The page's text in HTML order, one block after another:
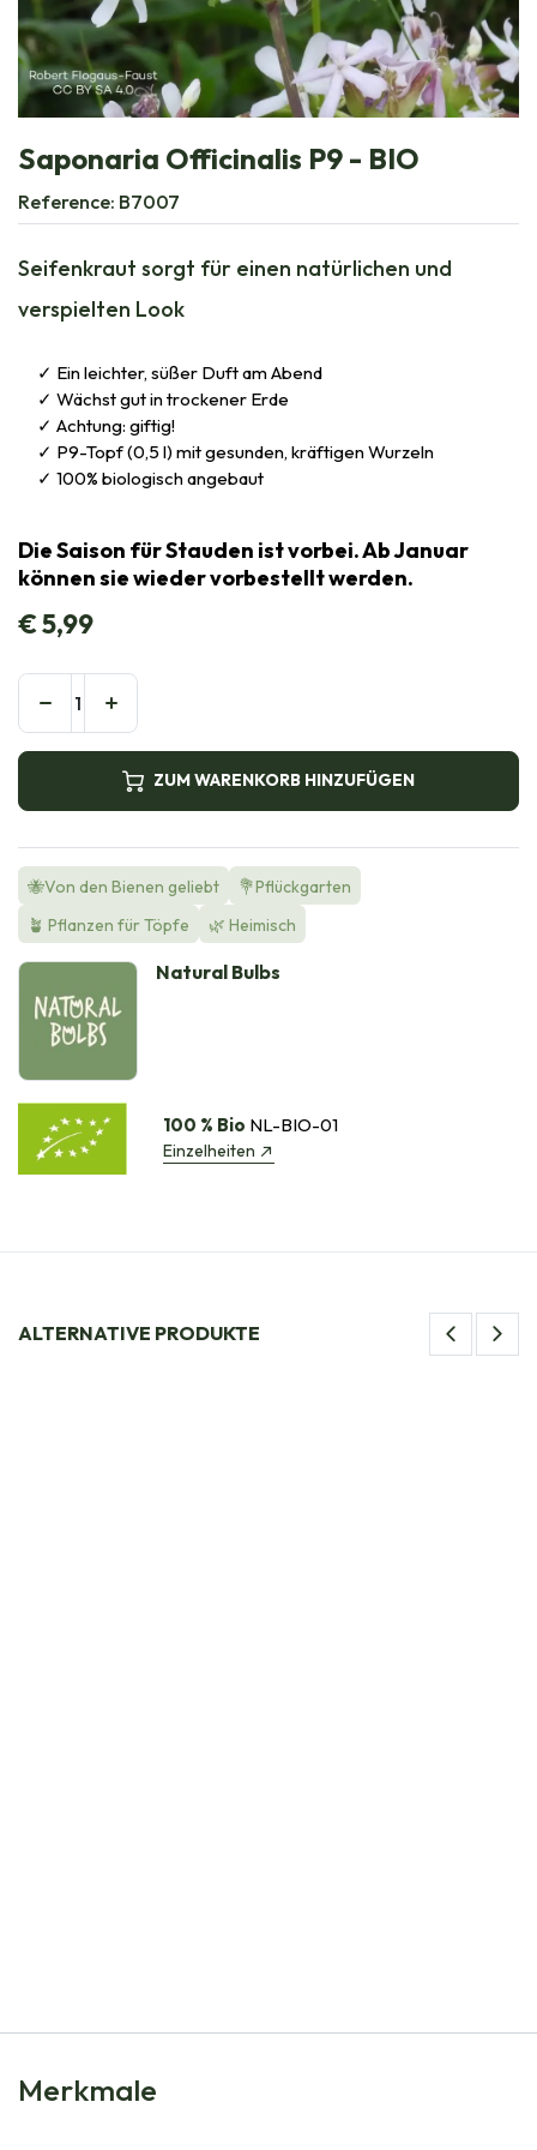
Saponaria Officinalis P9 - BIO
Reference: B7007
Seifenkraut sorgt für einen natürlichen und
verspielten Look
Ein leichter, süßer Duft am Abend
Wächst gut in trockener Erde
Achtung: giftig!
P9-Topf (0,5 l) mit gesunden, kräftigen Wurzeln
100% biologisch angebaut
Die Saison für Stauden ist vorbei. Ab Januar
können sie wieder vorbestellt werden.
€5,99
ZUM WARENKORB HINZUFÜGEN
🐝Von den Bienen geliebt
💐Pflückgarten
🪴 Pflanzen für Töpfe
🌿 Heimisch
Natural Bulbs
100 % Bio NL-BIO-01
Einzelheiten
ALTERNATIVE PRODUKTE
Merkmale